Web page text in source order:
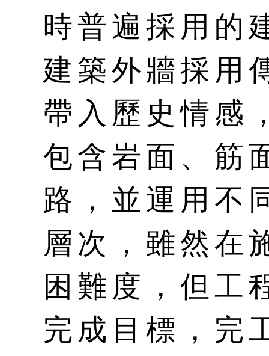
時普遍採用的
建築外牆採用
帶入歷史情感
包含岩面、筋
路，並運用不
層次，雖然在
困難度，但工
完成目標，完